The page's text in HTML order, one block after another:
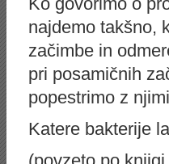
najdemo takšno,
začimbe in
pri posamičnih
popestrimo z
Katere bakterije